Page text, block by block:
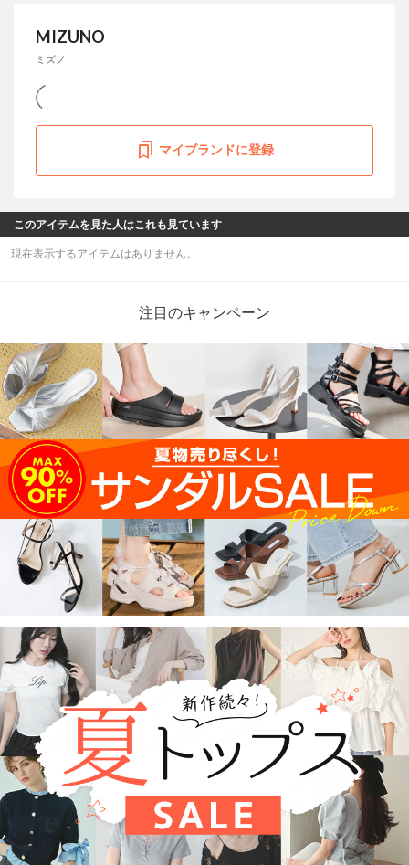
MIZUNO
ミズノ
マイブランドに登録
このアイテムを見た人はこれも見ています
現在表示するアイテムはありません。
注目のキャンペーン